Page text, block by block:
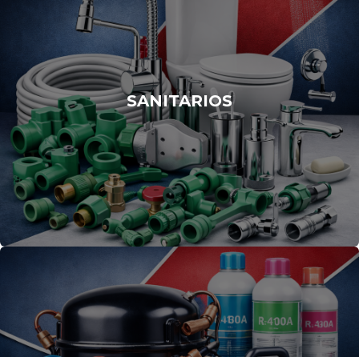
SANITARIOS